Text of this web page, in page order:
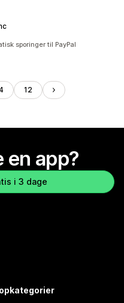
sporinger til PayPal
12
en app?
i 3 dage